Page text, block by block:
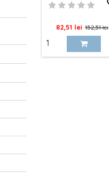
Pret
82,51 lei Pret
de
baza
152,51 lei